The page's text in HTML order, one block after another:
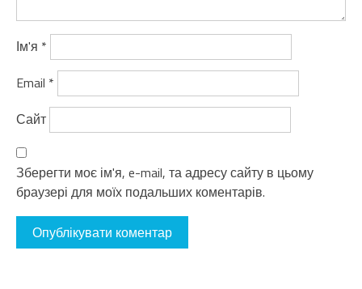
Ім'я *
Email *
Сайт
Зберегти моє ім'я, e-mail, та адресу сайту в цьому
браузері для моїх подальших коментарів.